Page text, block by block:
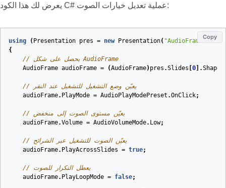
يعرض لك هذا الكود C# عملية تعديل خيارات الصوت:
Copy
using (Presentation pres = new Presentation(
{
// يحصل على شكل AudioFrame
AudioFrame audioFrame = (AudioFrame) pres .Slides [0].Shapes
// يعيّن وضع التشغيل للتشغيل عند النقر
audioFrame. PlayMode = AudioPlayModePreset .OnClick;
// يعيّن مستوى الصوت إلى منخفض
audioFrame.Volume = AudioVolumeMode. Low;
// يعيّن الصوت للتشغيل عبر الشرائح
audioFrame. PlayAcrossSlides = true;
// يعطل التكرار للصوت
audioFrame. PlayLoopMode = false;